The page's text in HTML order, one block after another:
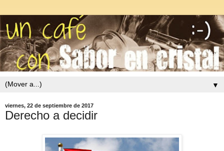
▼
viernes, 22 de septiembre de 2017
Derecho a decidir